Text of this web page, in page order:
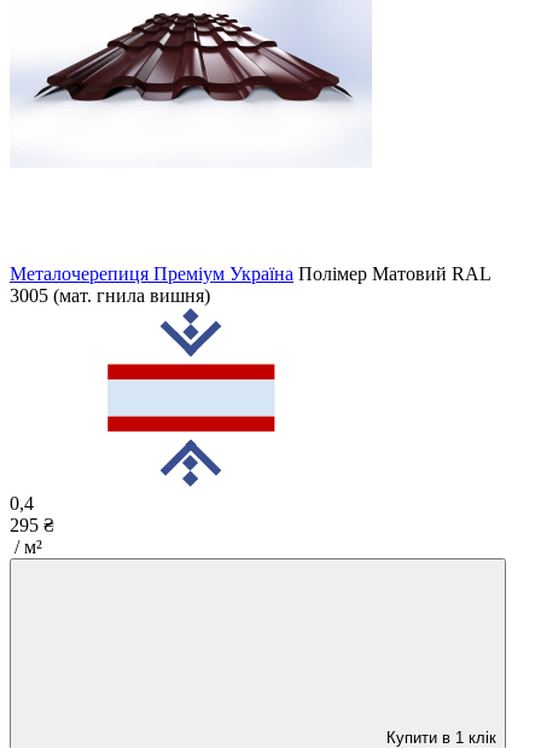
Металочерепиця Преміум Україна Полімер Матовий RAL
3005 (мат. гнила вишня)
0,4
295 ₴
/ м²
Купити в 1 клік